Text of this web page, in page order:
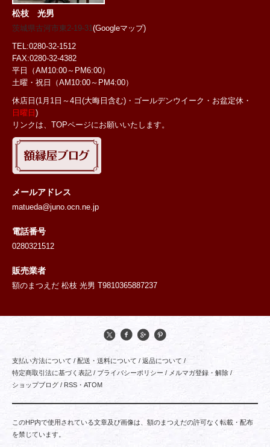
松枝 光男
茨城県古河市東2-19-31(Googleマップ)
TEL:0280-32-1512
FAX:0280-32-4382
平日（AM10:00～PM6:00）
土曜・祝日
（AM10:00～PM4:00）
休店日(1月1日～4日(大晦日含む)・ゴールデンウイーク・お盆定休・
日曜日 )
リンクは、TOPページにお願いいたします。
メールアドレス
matueda@juno.ocn.ne.jp
電話番号
0280321512
販売業者
額のまつえだ 松枝 光男 T9810365887237
支払い方法について / 配送・送料について / 返品について /
特定商取引法に基づく表記 / プライバシーポリシー / メルマガ登録・解除 /
ショップブログ / RSS ・ ATOM
このHP内で使用されている文章及び画像は、額のまつえだの許可なく転載・配布
を禁じています。